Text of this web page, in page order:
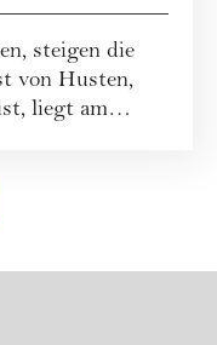
steigen die
von Husten,
liegt am